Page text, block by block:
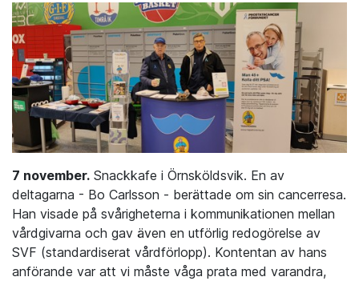
7 november. Snackkafe i Örnsköldsvik. En av
deltagarna - Bo Carlsson - berättade om sin cancerresa.
Han visade på svårigheterna i kommunikationen mellan
vårdgivarna och gav även en utförlig redogörelse av
SVF (standardiserat vårdförlopp). Kontentan av hans
anförande var att vi måste våga prata med varandra,